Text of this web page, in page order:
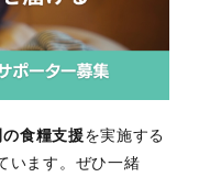
食糧支援を実施する
います。ぜひ一緒